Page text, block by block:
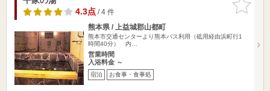
りに追加
4.3点/ 4 件
熊本県 / 上益城郡山都町
熊本市交通センターより熊本バス利用（砥用経由浜町行1
時間40分） 内…
営業時間
入浴料金 ～
宿泊 お食事・食事処